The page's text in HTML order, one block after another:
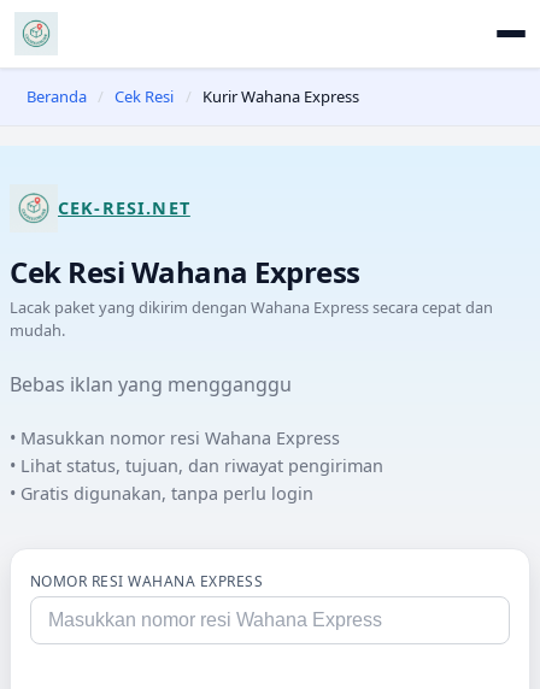
Beranda / Cek Resi / Kurir Wahana Express
CEK-RESI.NET
Cek ResiWahana Express
Lacak paket yang dikirim dengan Wahana Expresssecara cepat dan
mudah.
Bebas iklan yang mengganggu
• Masukkan nomor resi Wahana Express
• Lihat status, tujuan, dan riwayat pengiriman
• Gratis digunakan, tanpa perlu login
NOMOR RESIWAHANA EXPRESS